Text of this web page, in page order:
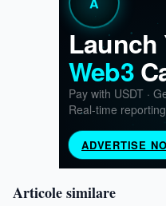
Articole similare